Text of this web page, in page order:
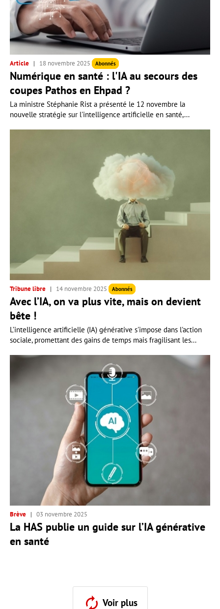
Article 18 novembre 2025 Abonnés
Numérique en santé : l'IA au secours des
coupes Pathos en Ehpad ?
La ministre Stéphanie Rist a présenté le 12 novembre la
nouvelle stratégie sur l'intelligence artificielle en santé,...
Tribune libre 14 novembre 2025 Abonnés
Avec l’IA, on va plus vite, mais on devient
bête !
L’intelligence artificielle (IA) générative s'impose dans l'action
sociale, promettant des gains de temps mais fragilisant les...
Brève 03 novembre 2025
La HAS publie un guide sur l’IA générative
en santé
Voir plus